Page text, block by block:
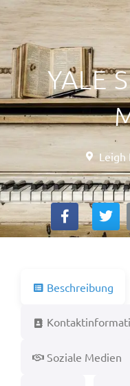
YALE
Leigh
Beschreibung
Soziale Medien